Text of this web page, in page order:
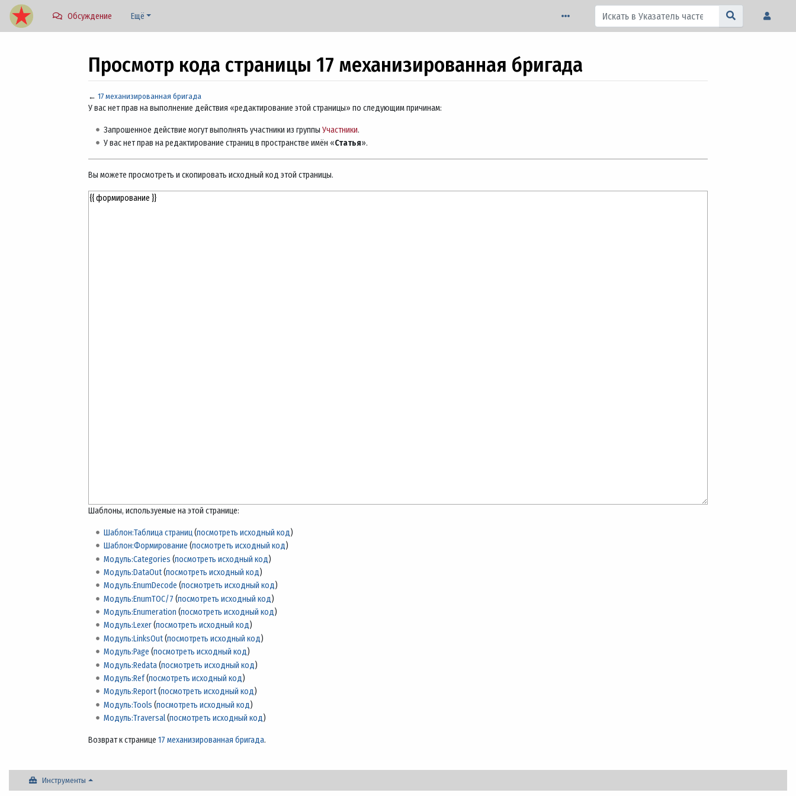
Обсуждение Ещё
Просмотр кода страницы 17 механизированная бригада
← 17 механизированная бригада
Перейти к:навигация,поиск
У вас нет прав на выполнение действия «редактирование этой страницы» по следующим причинам:
Запрошенное действие могут выполнять участники из группы Участники.
У вас нет прав на редактирование страниц в пространстве имён «Статья».
Вы можете просмотреть и скопировать исходный код этой страницы.
Шаблоны, используемые на этой странице:
Шаблон:Таблица страниц(посмотреть исходный код)
Шаблон:Формирование (посмотреть исходный код)
Модуль:Categories (посмотреть исходный код)
Модуль:DataOut(посмотреть исходный код)
Модуль:EnumDecode (посмотреть исходный код)
Модуль:EnumTOC/7 (посмотреть исходный код)
Модуль:Enumeration (посмотреть исходный код)
Модуль:Lexer(посмотреть исходный код)
Модуль:LinksOut(посмотреть исходный код)
Модуль:Page (посмотреть исходный код)
Модуль:Redata(посмотреть исходный код)
Модуль:Ref(посмотреть исходный код)
Модуль:Report(посмотреть исходный код)
Модуль:Tools (посмотреть исходный код)
Модуль:Traversal(посмотреть исходный код)
Возврат к странице 17 механизированная бригада.
Инструменты